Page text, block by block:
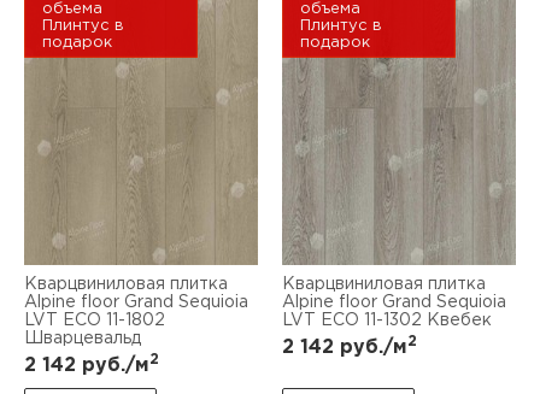
объема
Плинтус в
подарок
Кварцвиниловая плитка
Alpine floor Grand Sequioia
LVT ECO 11-1802
Шварцевальд
2 142 руб./м2
объема
Плинтус в
подарок
Кварцвиниловая плитка
Alpine floor Grand Sequioia
LVT ECO 11-1302 Квебек
2 142 руб./м2